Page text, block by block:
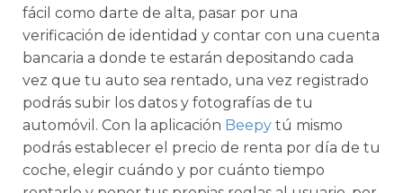
fácil como darte de alta, pasar por una
verificación de identidad y contar con una cuenta
bancaria a donde te estarán depositando cada
vez que tu auto sea rentado, una vez registrado
podrás subir los datos y fotografías de tu
automóvil. Con la aplicación Beepy tú mismo
podrás establecer el precio de renta por día de tu
coche, elegir cuándo y por cuánto tiempo